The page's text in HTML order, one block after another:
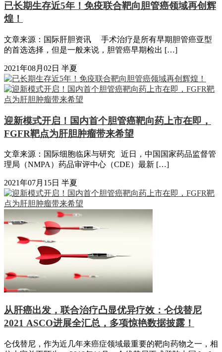
已长期生存近5年！免疫联合靶向胆管癌领域再创辉
煌！
文章来源：国际肝胆资讯 手术治疗是所有早期胆管癌亚型
的首选选择，但是一般来说，胆管癌早期检出 […]
2021年08月02日 半夏
迎新模式开启！国内首个胆管癌靶向药上市在即，
FGFR靶点为肝胆肿瘤带来希望
文章来源：国际细胞临床与研究 近日，中国国家药品监督管
理局（NMPA）药品审评中心（CDE）最新 […]
2021年07月15日 半夏
从肝癌出发，联合治疗凸显优异疗效：仑伐替尼
2021 ASCO进展全汇总，多项惊艳数据披露！
仑伐替尼，作为近几年来癌症领域最重要的靶向药物之一，相